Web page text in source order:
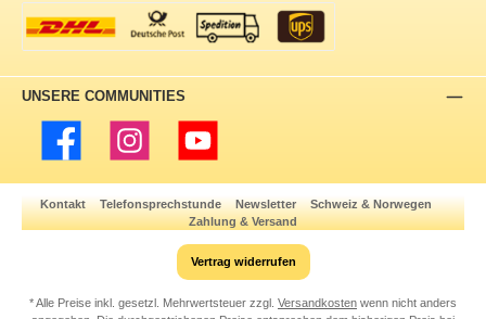
UNSERE COMMUNITIES
Facebook Instagram YouTube
Kontakt Telefonsprechstunde Newsletter
Schweiz & Norwegen
Zahlung & Versand
Vertrag widerrufen
* Alle Preise inkl. gesetzl. Mehrwertsteuer zzgl. Versandkosten wenn nicht anders